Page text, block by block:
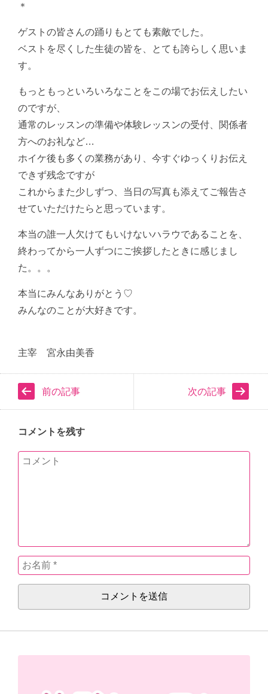
＊
ゲストの皆さんの踊りもとても素敵でした。
ベストを尽くした生徒の皆を、とても誇らしく思いま
す。
もっともっといろいろなことをこの場でお伝えしたい
のですが、
通常のレッスンの準備や体験レッスンの受付、関係者
方へのお礼など…
ホイケ後も多くの業務があり、今すぐゆっくりお伝え
できず残念ですが
これからまた少しずつ、当日の写真も添えてご報告さ
せていただけたらと思っています。
本当の誰一人欠けてもいけないハラウであることを、
終わってから一人ずつにご挨拶したときに感じまし
た。。。
本当にみんなありがとう♡
みんなのことが大好きです。
主宰 宮永由美香
前の記事 次の記事
コメントを残す